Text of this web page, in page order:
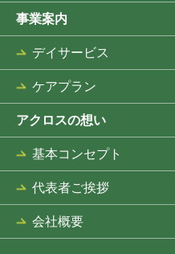
事業案内
デイサービス
ケアプラン
アクロスの想い
基本コンセプト
代表者ご挨拶
会社概要